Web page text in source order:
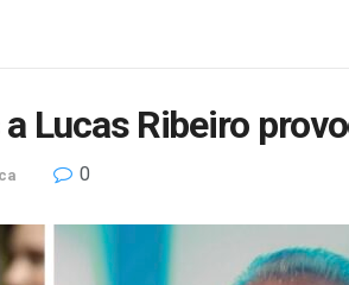
Lucas Ribeiro
0